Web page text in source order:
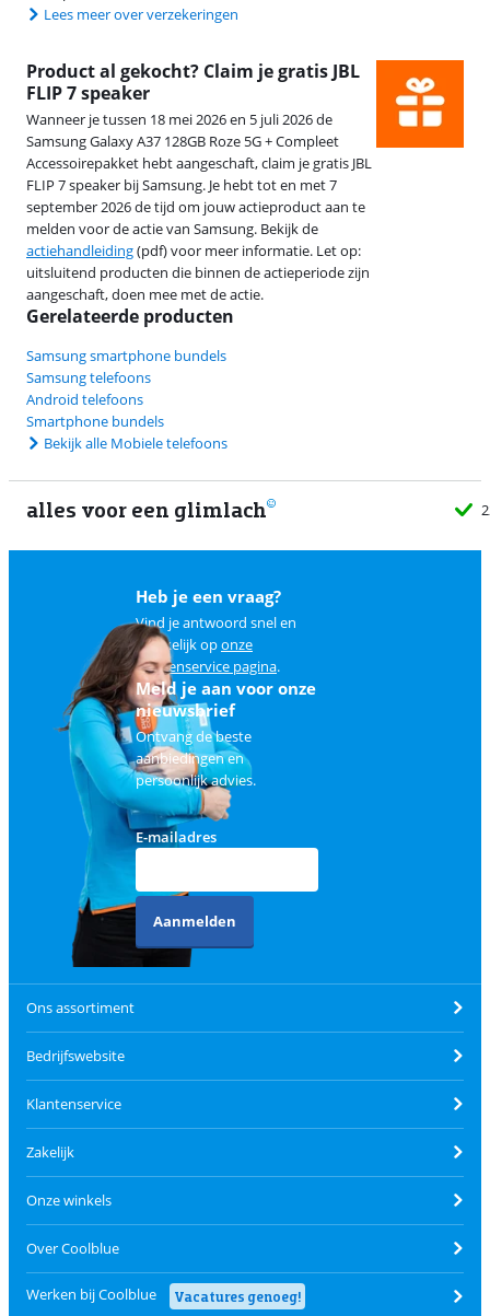
Lees meer over verzekeringen
Product al gekocht? Claim je gratis JBL
FLIP 7 speaker
Wanneer je tussen 18 mei 2026 en 5 juli 2026 de
Samsung Galaxy A37 128GB Roze 5G + Compleet
Accessoirepakket hebt aangeschaft, claim je gratis JBL
FLIP 7 speaker bij Samsung. Je hebt tot en met 7
september 2026 de tijd om jouw actieproduct aan te
melden voor de actie van Samsung. Bekijk de
actiehandleiding(pdf) voor meer informatie. Let op:
uitsluitend producten die binnen de actieperiode zijn
aangeschaft, doen mee met de actie.
Gerelateerde producten
Samsung smartphone bundels
Samsung telefoons
Android telefoons
Smartphone bundels
Bekijk alle Mobiele telefoons
alles voor een glimlach
Heb je een vraag?
Vind je antwoord snel en
makkelijk oponze
klantenservice pagina.
Meld je aan voor onze
nieuwsbrief
Ontvang de beste
aanbiedingen en
persoonlijk advies.
E-mailadres
Aanmelden
Ons assortiment
Bedrijfswebsite
Klantenservice
Zakelijk
Onze winkels
Over Coolblue
Werken bij Coolblue Vacatures genoeg!